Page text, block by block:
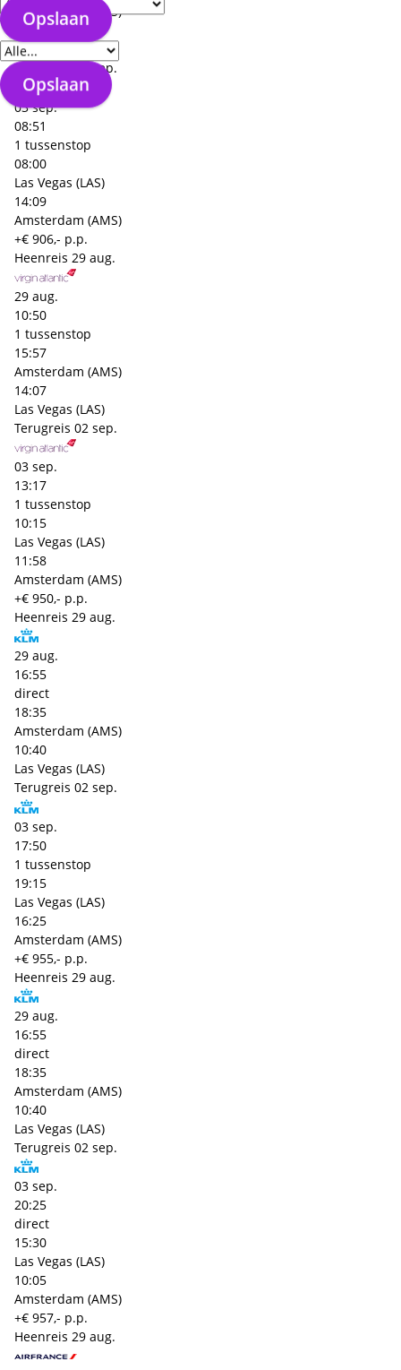
Verzorgingstype
Opslaan
Opslaan
Amsterdam (AMS)
15:03
Las Vegas (LAS)
Terugreis
02 sep.
03 sep.
08:51
1 tussenstop
08:00
Las Vegas (LAS)
14:09
Amsterdam (AMS)
+€ 906,- p.p.
Heenreis 29 aug.
29 aug.
10:50
1 tussenstop
15:57
Amsterdam (AMS)
14:07
Las Vegas (LAS)
Terugreis 02 sep.
03 sep.
13:17
1 tussenstop
10:15
Las Vegas (LAS)
11:58
Amsterdam (AMS)
+€ 950,- p.p.
Heenreis 29 aug.
29 aug.
16:55
direct
18:35
Amsterdam (AMS)
10:40
Las Vegas (LAS)
Terugreis 02 sep.
03 sep.
17:50
1 tussenstop
19:15
Las Vegas (LAS)
16:25
Amsterdam (AMS)
+€ 955,- p.p.
Heenreis 29 aug.
29 aug.
16:55
direct
18:35
Amsterdam (AMS)
10:40
Las Vegas (LAS)
Terugreis 02 sep.
03 sep.
20:25
direct
15:30
Las Vegas (LAS)
10:05
Amsterdam (AMS)
+€ 957,- p.p.
Heenreis 29 aug.